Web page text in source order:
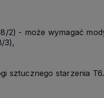
2) - może wymagać
3),
sztucznego starzenia